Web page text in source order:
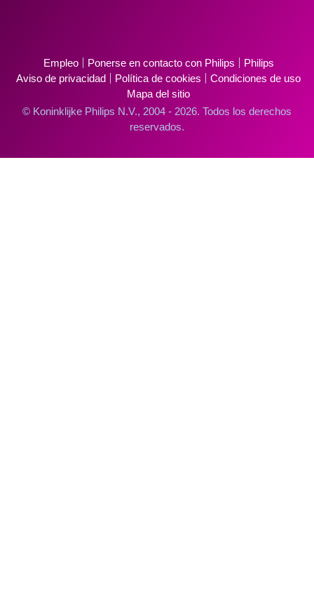
Empleo Ponerse en contacto con Philips
Philips
Aviso de privacidad
Política de cookies
Condiciones de uso
Mapa del sitio
© Koninklijke Philips N.V., 2004 - 2026. Todos los derechos
reservados.